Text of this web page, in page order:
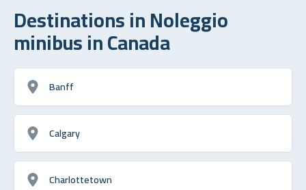
Destinations in Noleggio
minibus in Canada
Banff
Calgary
Charlottetown